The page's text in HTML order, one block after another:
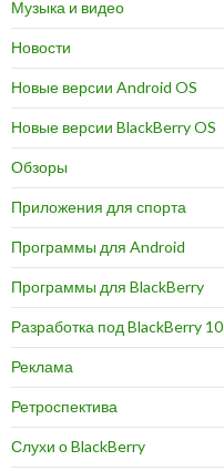
Музыка и видео
Новости
Новые версии Android OS
Новые версии BlackBerry OS
Обзоры
Приложения для спорта
Программы для Android
Программы для BlackBerry
Разработка под BlackBerry 10
Реклама
Ретроспектива
Слухи о BlackBerry